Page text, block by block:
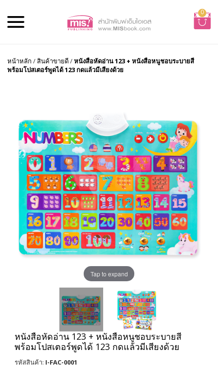
0
หน้าหลัก /สินค้าขายดี/หนังสือหัดอ่าน 123 + หนังสือหนูชอบระบายสี
พร้อมโปสเตอร์พูดได้ 123 กดแล้วมีเสียงด้วย
Tap to expand
หนังสือหัดอ่าน 123 + หนังสือหนูชอบระบายสี
พร้อมโปสเตอร์พูดได้ 123 กดแล้วมีเสียงด้วย
รหัสสินค้า: I-FAC-0001